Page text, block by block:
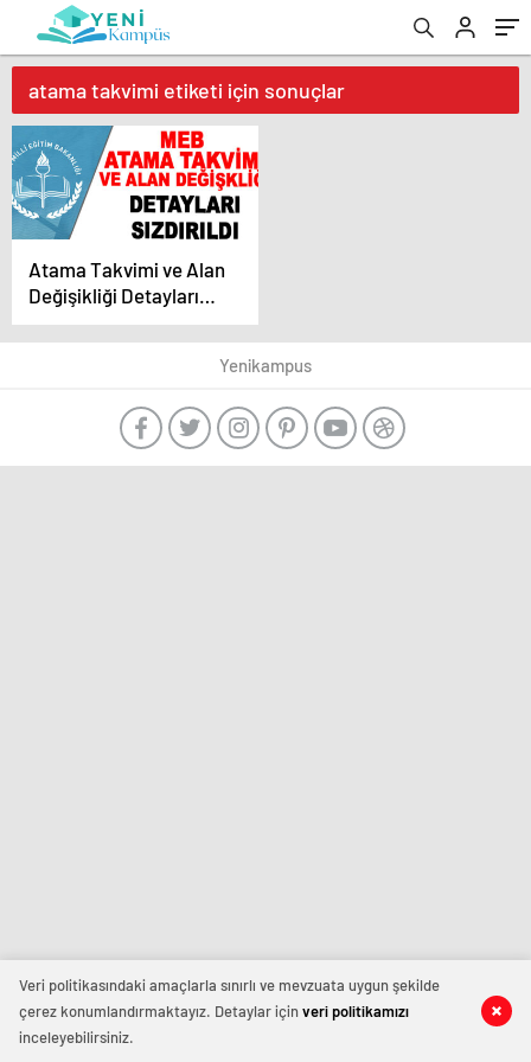
atama takvimi etiketi için sonuçlar
Atama Takvimi ve Alan
Değişikliği Detayları
Sızdırıldı!
Yenikampus
Veri politikasındaki amaçlarla sınırlı ve mevzuata uygun şekilde
çerez konumlandırmaktayız. Detaylar içinveri politikamızı
inceleyebilirsiniz.